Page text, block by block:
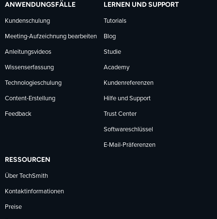
ANWENDUNGSFÄLLE
Kundenschulung
Meeting-Aufzeichnung bearbeiten
Anleitungsvideos
Wissenserfassung
Technologieschulung
Content-Erstellung
Feedback
LERNEN UND SUPPORT
Tutorials
Blog
Studie
Academy
Kundenreferenzen
Hilfe und Support
Trust Center
Softwareschlüssel
E-Mail-Präferenzen
RESSOURCEN
Über TechSmith
Kontaktinformationen
Preise